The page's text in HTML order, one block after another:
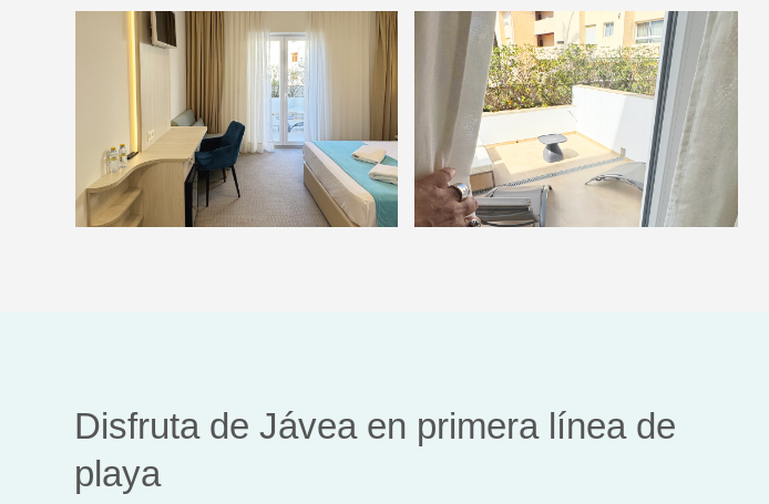
Disfruta de Jávea en primera línea de
playa